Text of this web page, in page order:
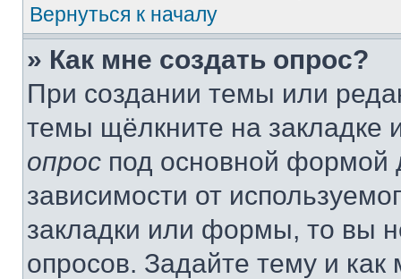
Вернуться к началу
» Как мне создать опрос?
При создании темы или
темы щёлкните на
опрос под основной формой
зависимости от
закладки или формы, то вы
опросов. Задайте тему и